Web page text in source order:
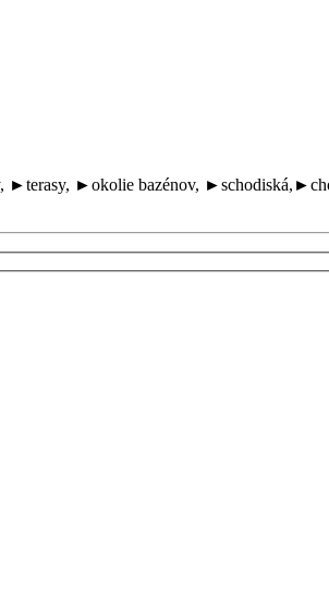
►terasy, ►okolie bazénov,